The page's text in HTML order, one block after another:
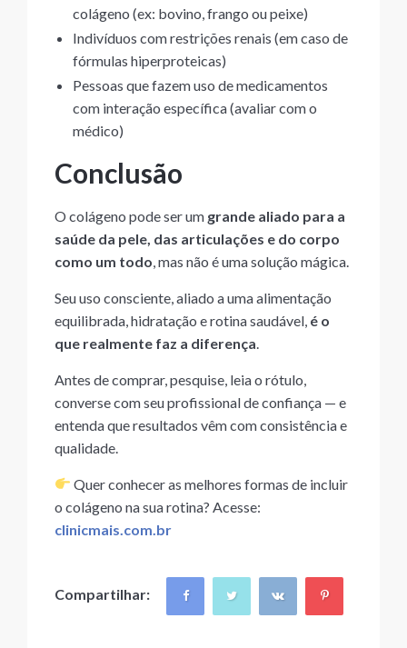
colágeno (ex: bovino, frango ou peixe)
Indivíduos com restrições renais (em caso de
fórmulas hiperproteicas)
Pessoas que fazem uso de medicamentos
com interação específica (avaliar com o
médico)
Conclusão
O colágeno pode ser um grande aliado para a
saúde da pele, das articulações e do corpo
como um todo , mas não é uma solução mágica.
Seu uso consciente, aliado a uma alimentação
equilibrada, hidratação e rotina saudável, é o
que realmente faz a diferença
Antes de comprar, pesquise, leia o rótulo,
converse com seu profissional de confiança — e
entenda que resultados vêm com consistência e
qualidade.
Quer conhecer as melhores formas de incluir
o colágeno na sua rotina? Acesse:
clinicmais.com.br
Compartilhar: